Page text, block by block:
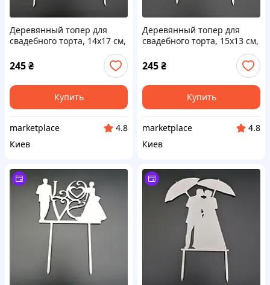
Деревянный топер для
свадебного торта, 14х17 см,
Артикул TPR-024
245₴
Купить
marketplace
4.8
Киев
Деревянный топер для
свадебного торта, 15х13 см,
Артикул TPR-020
245₴
Купить
marketplace
4.8
Киев